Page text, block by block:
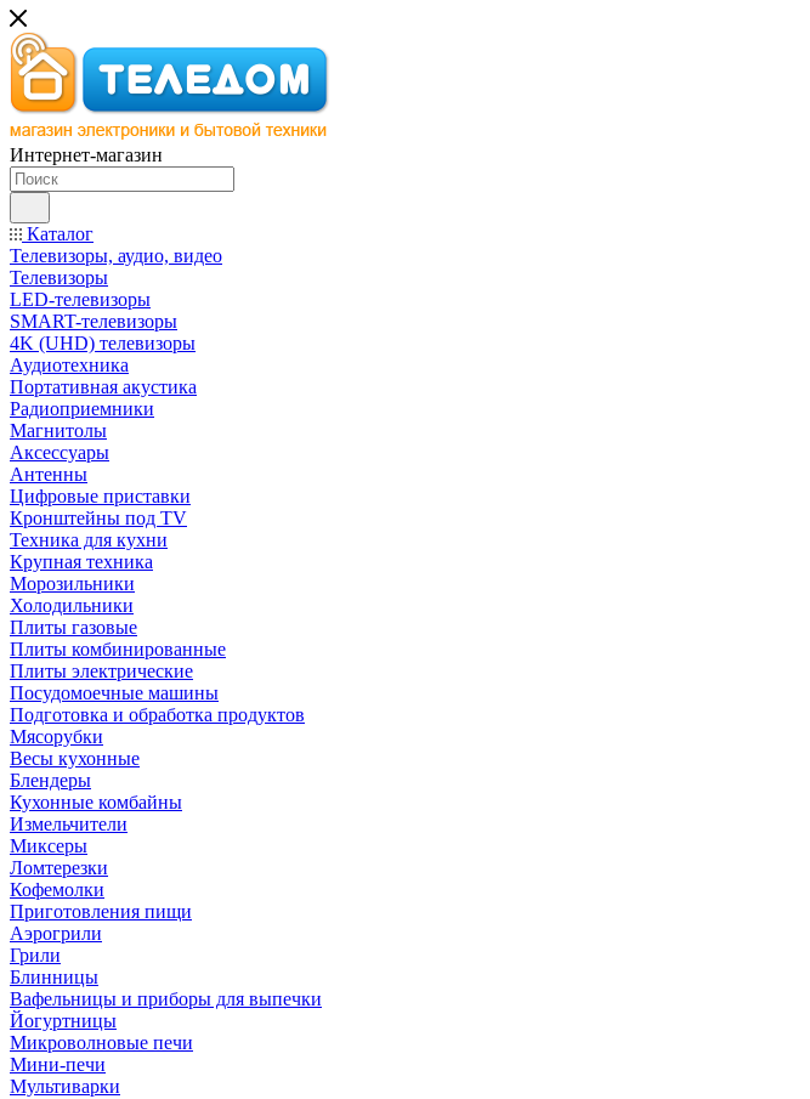
Интернет-магазин
Каталог
Телевизоры, аудио, видео
Телевизоры
LED-телевизоры
SMART-телевизоры
4K (UHD) телевизоры
Аудиотехника
Портативная акустика
Радиоприемники
Магнитолы
Аксессуары
Антенны
Цифровые приставки
Кронштейны под TV
Техника для кухни
Крупная техника
Морозильники
Холодильники
Плиты газовые
Плиты комбинированные
Плиты электрические
Посудомоечные машины
Подготовка и обработка продуктов
Мясорубки
Весы кухонные
Блендеры
Кухонные комбайны
Измельчители
Миксеры
Ломтерезки
Кофемолки
Приготовления пищи
Аэрогрили
Грили
Блинницы
Вафельницы и приборы для выпечки
Йогуртницы
Микроволновые печи
Мини-печи
Мультиварки